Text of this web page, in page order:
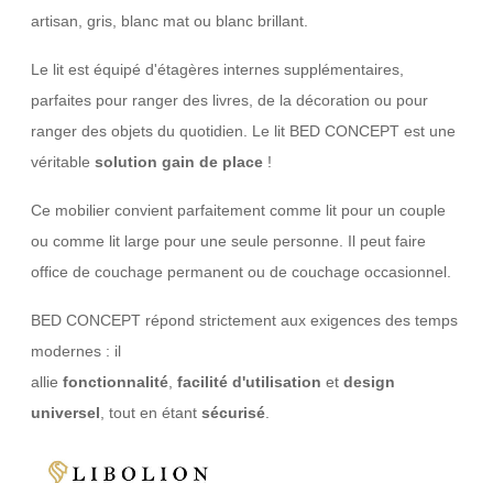
artisan, gris, blanc mat ou blanc brillant.
Le lit est équipé d'étagères internes supplémentaires,
parfaites pour ranger des livres, de la décoration ou pour
ranger des objets du quotidien. Le lit BED CONCEPT est une
véritable solution gain de place !
Ce mobilier convient parfaitement comme lit pour un couple
ou comme lit large pour une seule personne. Il peut faire
office de couchage permanent ou de couchage occasionnel.
BED CONCEPT répond strictement aux exigences des temps
modernes : il
allie fonctionnalité facilité d'utilisation et design
universel , tout en étant sécurisé